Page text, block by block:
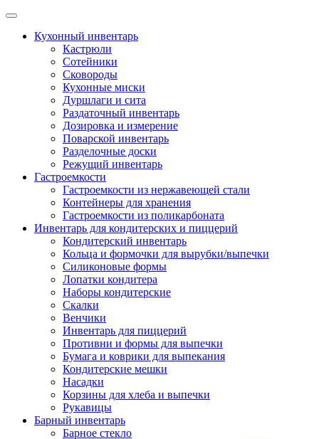
Skip
contentКухонный инвентарь
Кастрюли
Сотейники
Сковороды
Кухонные миски
Дуршлаги и сита
Раздаточный инвентарь
Дозировка и измерение
Поварской инвентарь
Разделочные доски
Режущий инвентарь
Гастроемкости
Гастроемкости из нержавеющей стали
Контейнеры для хранения
Гастроемкости из поликарбоната
Инвентарь для кондитерских и пиццерий
Кондитерский инвентарь
Кольца и формочки для вырубки/выпечки
Силиконовые формы
Лопатки кондитера
Наборы кондитерские
Скалки
Венчики
Инвентарь для пиццерий
Противни и формы для выпечки
Бумага и коврики для выпекания
Кондитерские мешки
Насадки
Корзины для хлеба и выпечки
Рукавицы
Барный инвентарь
Барное стекло